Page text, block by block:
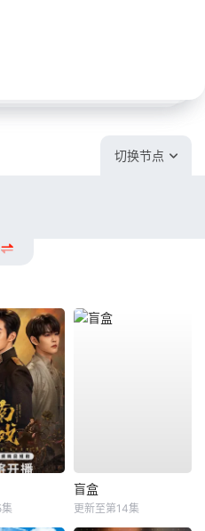
切换节点
盲盒
更新至第14集